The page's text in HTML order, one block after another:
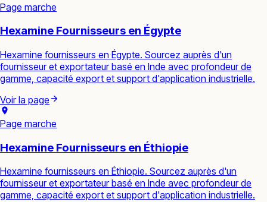
Page marche
Hexamine Fournisseurs en Égypte
Hexamine fournisseurs en Égypte. Sourcez auprès d'un
fournisseur et exportateur basé en Inde avec profondeur de
gamme, capacité export et support d'application industrielle.
Voir la page
Page marche
Hexamine Fournisseurs en Éthiopie
Hexamine fournisseurs en Éthiopie. Sourcez auprès d'un
fournisseur et exportateur basé en Inde avec profondeur de
gamme, capacité export et support d'application industrielle.